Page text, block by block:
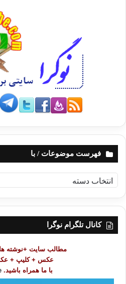
فهرست موضوعات / با
ه
ر
کانال تلگرام نوگرا
مطالب سایت +نوشته
عکس + کلیپ +
با ما همراه باشید.